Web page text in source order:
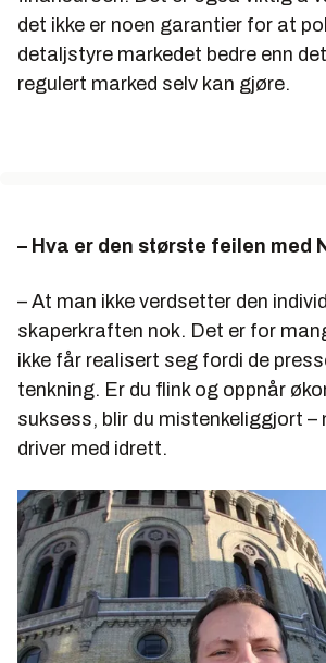
det ikke er noen garantier for at
detaljstyre markedet bedre enn
regulert marked selv kan gjøre.
– Hva er den største feilen med
– At man ikke verdsetter den
skaperkraften nok. Det er for
ikke får realisert seg fordi de
tenkning. Er du flink og oppnår
suksess, blir du mistenkeliggjort –
driver med idrett.